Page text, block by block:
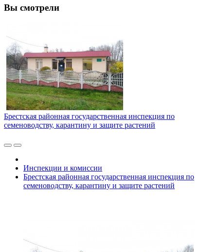
Вы смотрели
Брестская районная государственная инспекция по
семеноводству, карантину и защите растений
Инспекции и комиссии
Брестская районная государственная инспекция по
семеноводству, карантину и защите растений